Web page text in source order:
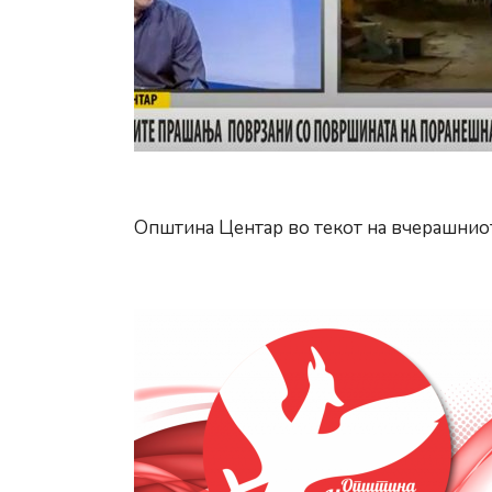
време
на
празници
Општина Центар во текот на